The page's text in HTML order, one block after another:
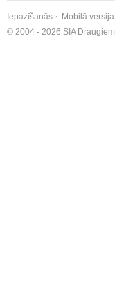
Iepazīšanās Mobilā versija
© 2004 - 2026 SIA Draugiem